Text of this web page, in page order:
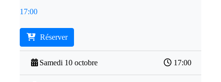
17:00
Réserver
Samedi 10 octobre 17:00